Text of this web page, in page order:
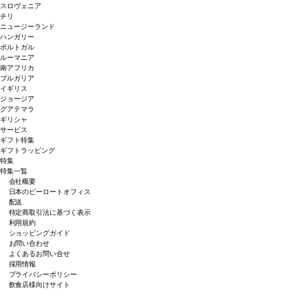
スロヴェニア
チリ
ニュージーランド
ハンガリー
ポルトガル
ルーマニア
南アフリカ
ブルガリア
イギリス
ジョージア
グアテマラ
ギリシャ
サービス
ギフト特集
ギフトラッピング
特集
特集一覧
会社概要
日本のピーロートオフィス
配送
特定商取引法に基づく表示
利用規約
ショッピングガイド
お問い合わせ
よくあるお問い合せ
採用情報
プライバシーポリシー
飲食店様向けサイト